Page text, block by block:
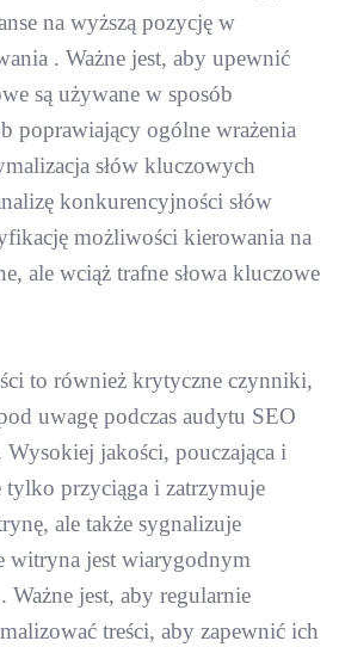
na wyższą pozycję w
. Ważne jest, aby upewnić
są używane w sposób
poprawiający ogólne wrażenia
słów kluczowych
konkurencyjności słów
możliwości kierowania na
ale wciąż trafne słowa kluczowe
to również krytyczne czynniki,
uwagę podczas audytu SEO
jakości, pouczająca i
tylko przyciąga i zatrzymuje
ale także sygnalizuje
witryna jest wiarygodnym
Ważne jest, aby regularnie
treści, aby zapewnić ich